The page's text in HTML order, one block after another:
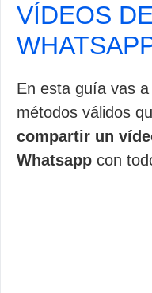
VÍDEOS
En esta guía vas
métodos válidos
compartir un
Whatsapp con